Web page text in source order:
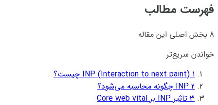
فهرست مطالب
8 بخش اصلی این مقاله
خواندن سریع‌تر
1 INP (Interaction to next paint) چیست؟
2 INP چگونه محاسبه می‌شود؟
3 تاثیر INP بر Core web vital